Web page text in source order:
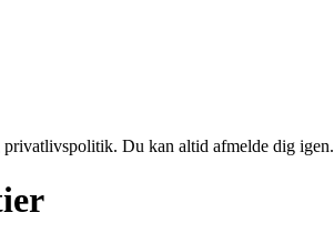
Du kan altid afmelde dig igen.